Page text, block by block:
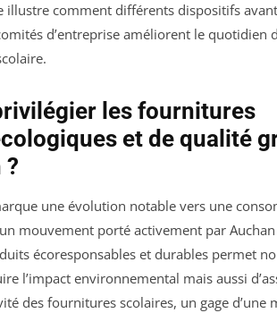
illustre comment différents dispositifs
d’entreprise améliorent le quotidien
les fournitures
et de qualité
?
une évolution notable vers une
mouvement porté activement par Auchan
écoresponsables et durables permet
l’impact environnemental mais aussi
des fournitures scolaires, un gage d’une